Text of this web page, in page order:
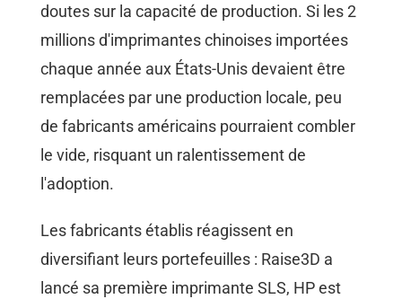
doutes sur la capacité de production. Si les 2
millions d'imprimantes chinoises importées
chaque année aux États-Unis devaient être
remplacées par une production locale, peu
de fabricants américains pourraient combler
le vide, risquant un ralentissement de
l'adoption.
Les fabricants établis réagissent en
diversifiant leurs portefeuilles : Raise3D a
lancé sa première imprimante SLS, HP est